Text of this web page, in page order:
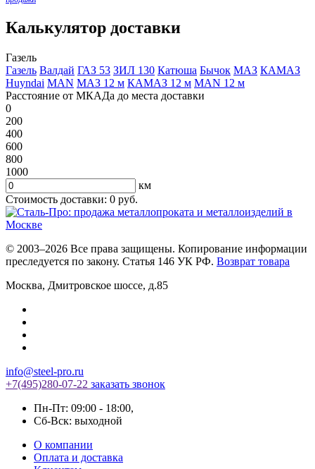
Калькулятор доставки
Газель
Газель Валдай ГАЗ 53 ЗИЛ 130 Катюша Бычок МАЗ КАМАЗ
Huyndai MAN МАЗ 12 м КАМАЗ 12 м MAN 12 м
Расстояние от МКАДа до места доставки
0
200
400
600
800
1000
км
Стоимость доставки: 0 руб.
© 2003–2026 Все права защищены. Копирование информации
преследуется по закону. Статья 146 УК РФ. Возврат товара
Москва, Дмитровское шоссе, д.85
info@steel-pro.ru
+7(495)280-07-22 заказать звонок
Пн-Пт: 09:00 - 18:00,
Cб-Вск: выходной
О компании
Оплата и доставка